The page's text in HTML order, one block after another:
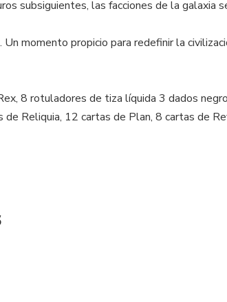
subsiguientes, las facciones de la galaxia
Un momento propicio para redefinir la
8 rotuladores de tiza líquida 3 dados
Reliquia, 12 cartas de Plan, 8 cartas de